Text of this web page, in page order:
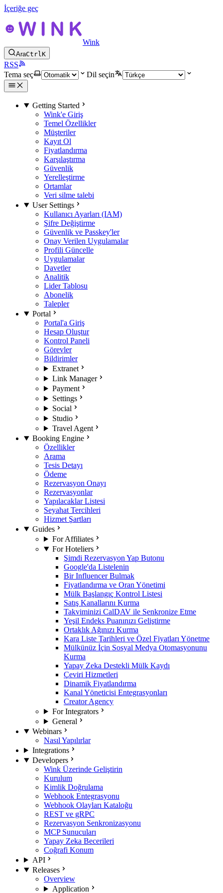
İçeriğe geç
Wink
AraCtrlK
RSS
Tema seç
Dil seçin
Getting Started
Wink'e Giriş
Temel Özellikler
Müşteriler
Kayıt Ol
Fiyatlandırma
Karşılaştırma
Güvenlik
Yerelleştirme
Ortamlar
Veri silme talebi
User Settings
Kullanıcı Ayarları (IAM)
Şifre Değiştirme
Güvenlik ve Passkey'ler
Onay Verilen Uygulamalar
Profili Güncelle
Uygulamalar
Davetler
Analitik
Lider Tablosu
Abonelik
Talepler
Portal
Portal'a Giriş
Hesap Oluştur
Kontrol Paneli
Görevler
Bildirimler
Extranet
Link Manager
Payment
Settings
Social
Studio
Travel Agent
Booking Engine
Özellikler
Arama
Tesis Detayı
Ödeme
Rezervasyon Onayı
Rezervasyonlar
Yapılacaklar Listesi
Seyahat Tercihleri
Hizmet Şartları
Guides
For Affiliates
For Hoteliers
Şimdi Rezervasyon Yap Butonu
Google'da Listelenin
Bir Influencer Bulmak
Fiyatlandırma ve Oran Yönetimi
Mülk Başlangıç Kontrol Listesi
Satış Kanallarını Kurma
Takviminizi CalDAV ile Senkronize Etme
Yeşil Endeks Puanınızı Geliştirme
Ortaklık Ağınızı Kurma
Kara Liste Tarihleri ve Özel Fiyatları Yönetme
Mülkünüz İçin Sosyal Medya Otomasyonunu
Kurma
Yapay Zeka Destekli Mülk Kaydı
Çeviri Hizmetleri
Dinamik Fiyatlandırma
Kanal Yöneticisi Entegrasyonları
Creator Agency
For Integrators
General
Webinars
Nasıl Yapılırlar
Integrations
Developers
Wink Üzerinde Geliştirin
Kurulum
Kimlik Doğrulama
Webhook Entegrasyonu
Webhook Olayları Kataloğu
REST ve gRPC
Rezervasyon Senkronizasyonu
MCP Sunucuları
Yapay Zeka Becerileri
Coğrafi Konum
API
Releases
Overview
Application